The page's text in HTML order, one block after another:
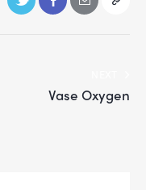
Vase Oxygen